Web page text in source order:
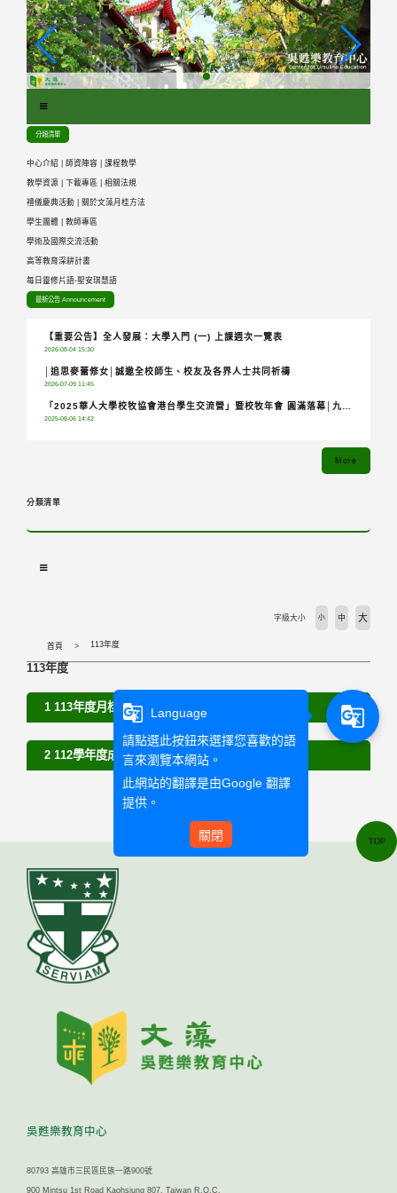
分類清單
中心介紹 師資陣容 課程教學
教學資源 下載專區 相關法規
禮儀慶典活動 關於文藻月桂方法
學生團體 教師專區
學術及國際交流活動
高等教育深耕計畫
每日靈修片語-聖安琪慧語
最新公告 Announcement
【重要公告】全人發展：大學入門 (一) 上課週次一覽表
2026-08-04 15:30
│追思麥蕾修女│誠邀全校師生、校友及各界人士共同祈禱
2026-07-09 11:45
「2025華人大學校牧協會港台學生交流營」暨校牧年會 圓滿落幕│九校
2025-08-06 14:42
More
分類清單
首頁 113年度
字級大小 小 中 大
113年度
1 113年度月桂講堂_花絮
2 112學年度成人禮系列活動
吳甦樂教育中心
80793 高雄市三民區民族一路900號
900 Mintsu 1st Road Kaohsiung 807, Taiwan R.O.C.
TOP
g_translate
Language
請點選此按鈕來選擇您喜歡的語
言來瀏覽本網站。
此網站的翻譯是由Google 翻譯
提供。
關閉
g_translate